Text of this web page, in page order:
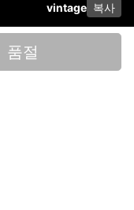
vintage 복사
품절
사업자 정보다운로드